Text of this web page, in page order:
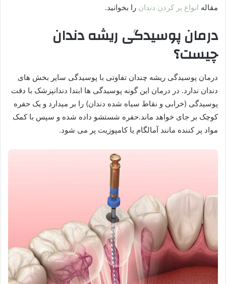
مقاله انواع پر کردن دندان را بخوانید.
درمان پوسیدگی ریشه ‎دندان
چیست؟
درمان پوسیدگی ریشه چندان تفاوتی با پوسیدگی سایر بخش های
دندان ندارد. در درمان این گونه پوسیدگی ها ابتدا دندانپزشک با دقت
پوسیدگی (خرابی و نقاط سیاه شده دندان) را بر میدارد و یک حفره
کوچک بر جای خواهد ماند.حفره شستشو داده شده و سپس با کمک
مواد پر کننده مانند آمالگام یا کامپوزیت پر می شود.